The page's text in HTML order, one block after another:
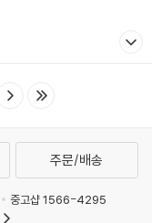
주문/배송
중고샵 1566-4295